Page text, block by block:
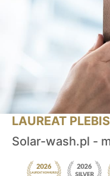
LAUREAT
Solar-wash.pl -